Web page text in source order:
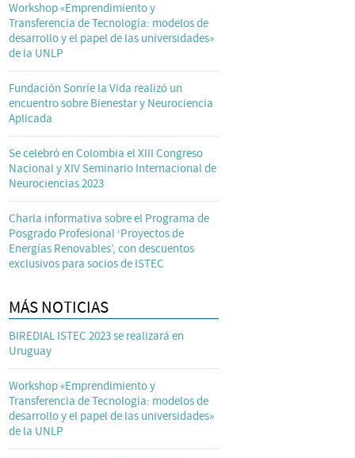
Workshop «Emprendimiento y
Transferencia de Tecnología: modelos de
desarrollo y el papel de las universidades»
de la UNLP
Fundación Sonríe la Vida realizó un
encuentro sobre Bienestar y Neurociencia
Aplicada
Se celebró en Colombia el XIII Congreso
Nacional y XIV Seminario Internacional de
Neurociencias 2023
Charla informativa sobre el Programa de
Posgrado Profesional ‘Proyectos de
Energías Renovables’, con descuentos
exclusivos para socios de ISTEC
MÁS NOTICIAS
BIREDIAL ISTEC 2023 se realizará en
Uruguay
Workshop «Emprendimiento y
Transferencia de Tecnología: modelos de
desarrollo y el papel de las universidades»
de la UNLP